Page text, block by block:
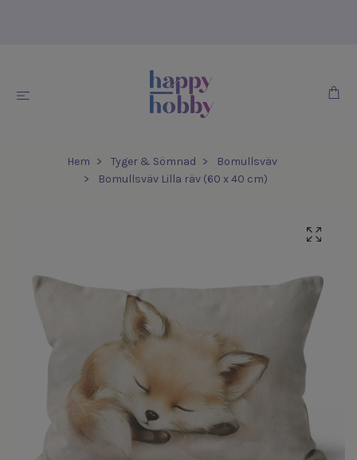
Hem Tyger & Sömnad
Bomullsväv
Bomullsväv Lilla räv (60 x 40 cm)